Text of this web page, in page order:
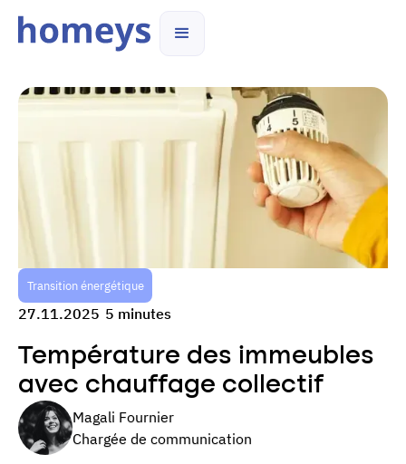
Transition énergétique
27.11.2025 5 minutes
Température des immeubles
avec chauffage collectif
Magali Fournier
Chargée de communication